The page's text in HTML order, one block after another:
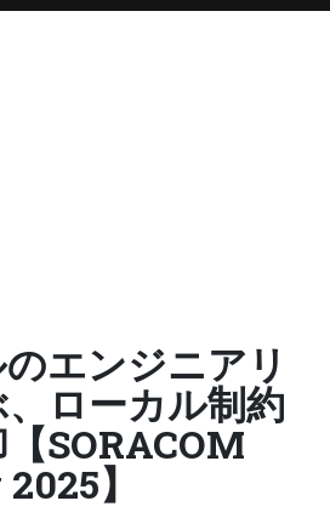
エンジニアリ
ローカル制約
SORACOM
】